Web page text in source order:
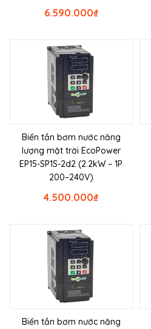
₫
6.590.000
Biến tần bơm nước năng
lượng mặt trời EcoPower
EP15-SP1S-2d2 (2.2kW – 1P
200–240V)
₫
4.500.000
Biến tần bơm nước năng